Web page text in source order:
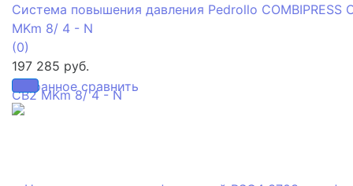
избранное сравнить
Система повышения давления Pedrollo COMBIPRESS
MKm 8/ 4 - N
(0)
197 285 руб.